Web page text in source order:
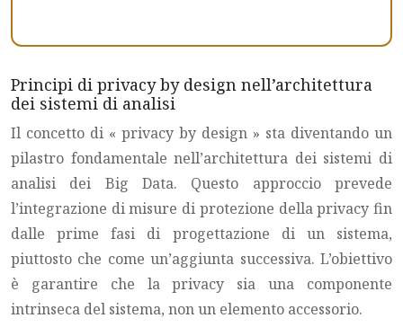
Principi di privacy by design nell’architettura
dei sistemi di analisi
Il concetto di « privacy by design » sta diventando un
pilastro fondamentale nell’architettura dei sistemi di
analisi dei Big Data. Questo approccio prevede
l’integrazione di misure di protezione della privacy fin
dalle prime fasi di progettazione di un sistema,
piuttosto che come un’aggiunta successiva. L’obiettivo
è garantire che la privacy sia una componente
intrinseca del sistema, non un elemento accessorio.